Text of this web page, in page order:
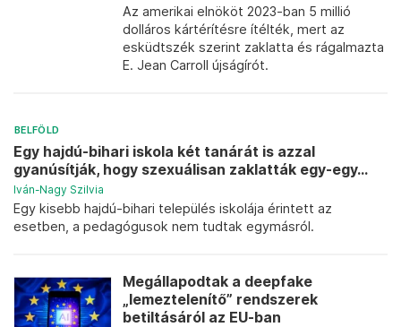
Az amerikai elnököt 2023-ban 5 millió
dolláros kártérítésre ítélték, mert az
esküdtszék szerint zaklatta és rágalmazta
E. Jean Carroll újságírót.
BELFÖLD
Egy hajdú-bihari iskola két tanárát is azzal
gyanúsítják, hogy szexuálisan zaklatták egy-egy...
Iván-Nagy Szilvia
Egy kisebb hajdú-bihari település iskolája érintett az
esetben, a pedagógusok nem tudtak egymásról.
Megállapodtak a deepfake
„lemeztelenítő” rendszerek
betiltásáról az EU-ban